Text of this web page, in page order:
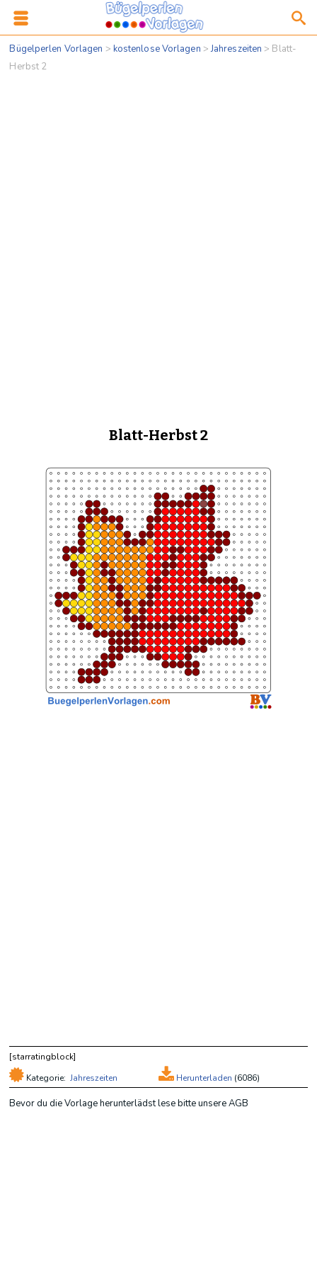
Bügelperlen Vorlagen > kostenlose Vorlagen >Jahreszeiten > Blatt-
Herbst 2
Blatt-Herbst 2
[starratingblock]
Herunterladen (6086)
Kategorie: Jahreszeiten
Bevor du die Vorlage herunterlädst lese bitte unsere AGB